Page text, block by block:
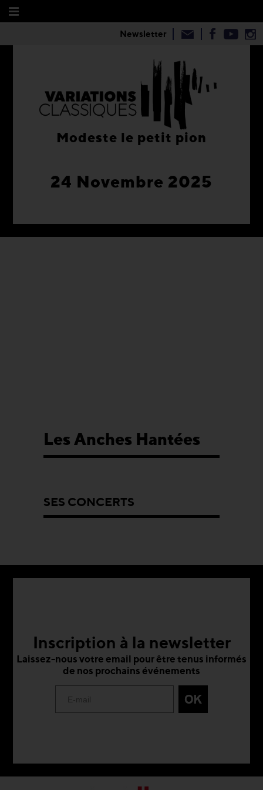
24 Novembre 2025
Modeste le petit pion
Newsletter
Les Anches Hantées
SES CONCERTS
Inscription à la newsletter
Laissez-nous votre email pour être tenus informés
de nos prochains événements